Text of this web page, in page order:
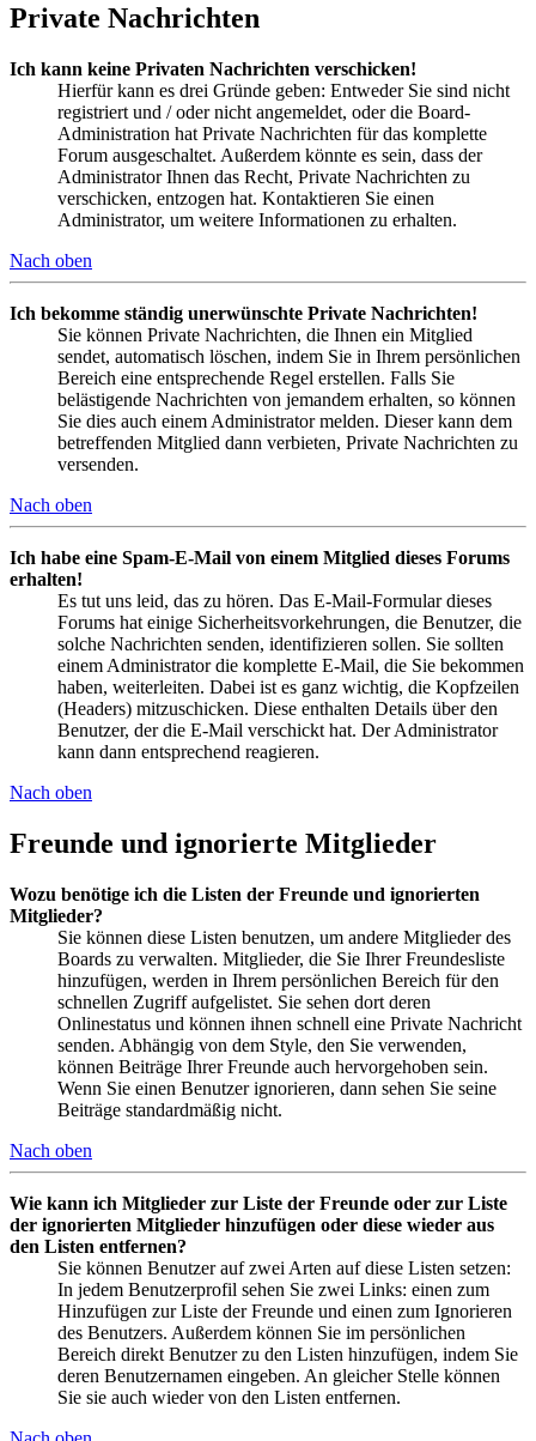
Private Nachrichten
Ich kann keine Privaten Nachrichten verschicken!
Hierfür kann es drei Gründe geben: Entweder Sie sind nicht
registriert und / oder nicht angemeldet, oder die Board-
Administration hat Private Nachrichten für das komplette
Forum ausgeschaltet. Außerdem könnte es sein, dass der
Administrator Ihnen das Recht, Private Nachrichten zu
verschicken, entzogen hat. Kontaktieren Sie einen
Administrator, um weitere Informationen zu erhalten.
Nach oben
Ich bekomme ständig unerwünschte Private Nachrichten!
Sie können Private Nachrichten, die Ihnen ein Mitglied
sendet, automatisch löschen, indem Sie in Ihrem persönlichen
Bereich eine entsprechende Regel erstellen. Falls Sie
belästigende Nachrichten von jemandem erhalten, so können
Sie dies auch einem Administrator melden. Dieser kann dem
betreffenden Mitglied dann verbieten, Private Nachrichten zu
versenden.
Nach oben
Ich habe eine Spam-E-Mail von einem Mitglied dieses Forums
erhalten!
Es tut uns leid, das zu hören. Das E-Mail-Formular dieses
Forums hat einige Sicherheitsvorkehrungen, die Benutzer, die
solche Nachrichten senden, identifizieren sollen. Sie sollten
einem Administrator die komplette E-Mail, die Sie bekommen
haben, weiterleiten. Dabei ist es ganz wichtig, die Kopfzeilen
(Headers) mitzuschicken. Diese enthalten Details über den
Benutzer, der die E-Mail verschickt hat. Der Administrator
kann dann entsprechend reagieren.
Nach oben
Freunde und ignorierte Mitglieder
Wozu benötige ich die Listen der Freunde und ignorierten
Mitglieder?
Sie können diese Listen benutzen, um andere Mitglieder des
Boards zu verwalten. Mitglieder, die Sie Ihrer Freundesliste
hinzufügen, werden in Ihrem persönlichen Bereich für den
schnellen Zugriff aufgelistet. Sie sehen dort deren
Onlinestatus und können ihnen schnell eine Private Nachricht
senden. Abhängig von dem Style, den Sie verwenden,
können Beiträge Ihrer Freunde auch hervorgehoben sein.
Wenn Sie einen Benutzer ignorieren, dann sehen Sie seine
Beiträge standardmäßig nicht.
Nach oben
Wie kann ich Mitglieder zur Liste der Freunde oder zur Liste
der ignorierten Mitglieder hinzufügen oder diese wieder aus
den Listen entfernen?
Sie können Benutzer auf zwei Arten auf diese Listen setzen:
In jedem Benutzerprofil sehen Sie zwei Links: einen zum
Hinzufügen zur Liste der Freunde und einen zum Ignorieren
des Benutzers. Außerdem können Sie im persönlichen
Bereich direkt Benutzer zu den Listen hinzufügen, indem Sie
deren Benutzernamen eingeben. An gleicher Stelle können
Sie sie auch wieder von den Listen entfernen.